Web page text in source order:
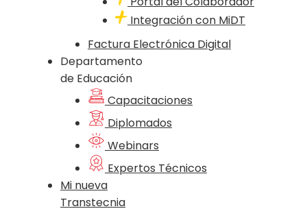
Integración con MiDT
Factura Electrónica Digital
Departamento
de Educación
Capacitaciones
Diplomados
Webinars
Expertos Técnicos
Mi nueva
Transtecnia